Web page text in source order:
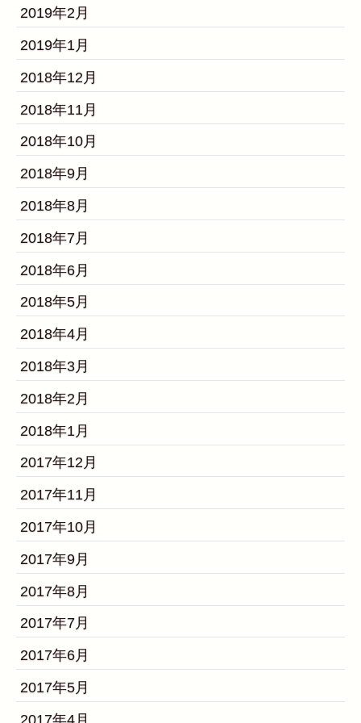
2019年2月
2019年1月
2018年12月
2018年11月
2018年10月
2018年9月
2018年8月
2018年7月
2018年6月
2018年5月
2018年4月
2018年3月
2018年2月
2018年1月
2017年12月
2017年11月
2017年10月
2017年9月
2017年8月
2017年7月
2017年6月
2017年5月
2017年4月